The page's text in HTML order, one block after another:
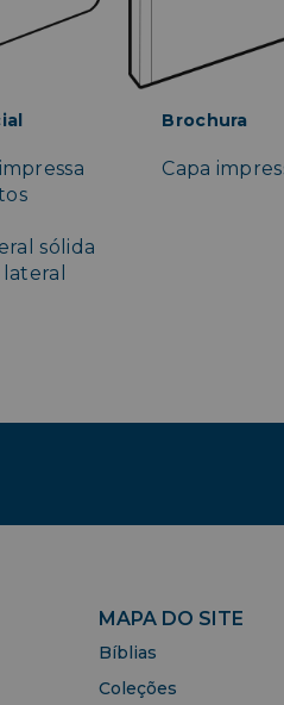
sólida
Brochura
Capa
MAPA DO SITE
Bíblias
Coleções